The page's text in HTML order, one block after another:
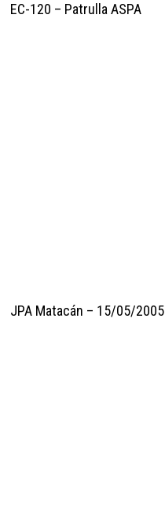
EC-120 – Patrulla ASPA
JPA Matacán – 15/05/2005